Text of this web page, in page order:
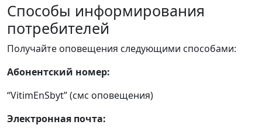
Способы информирования
потребителей
Получайте оповещения следующими способами:
Абонентский номер:
“VitimEnSbyt” (смс оповещения)
Электронная почта: